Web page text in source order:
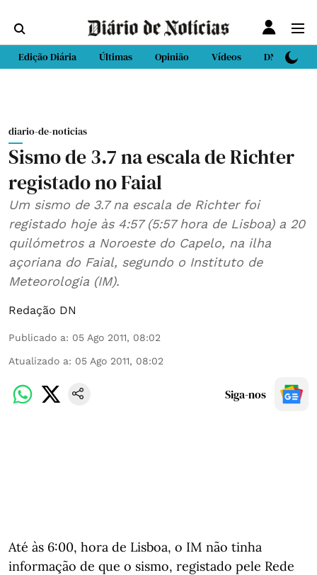
Edição Diária Últimas Opinião Vídeos DN Sport
diario-de-noticias
Sismo de 3.7 na escala de Richter
registado no Faial
Um sismo de 3.7 na escala de Richter foi
registado hoje às 4:57 (5:57 hora de Lisboa) a 20
quilómetros a Noroeste do Capelo, na ilha
açoriana do Faial, segundo o Instituto de
Meteorologia (IM).
Redação DN
Publicado a: 05 Ago 2011, 08:02
Atualizado a: 05 Ago 2011, 08:02
Siga-nos
Até às 6:00, hora de Lisboa, o IM não tinha
informação de que o sismo, registado pele Rede